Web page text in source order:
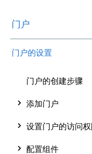
门户
门户的设置
门户的创建步骤
添加门户
设置门户的访问权
配置组件